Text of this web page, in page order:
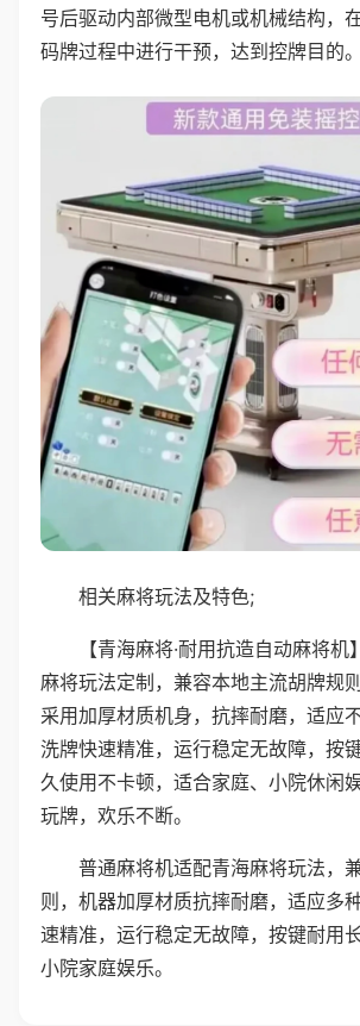
号后驱动内部微型电机或机械结构，
码牌过程中进行干预，达到控牌目的。
相关麻将玩法及特色;
【青海麻将·耐用抗造自动麻将
麻将玩法定制，兼容本地主流胡牌规
采用加厚材质机身，抗摔耐磨，适应
洗牌快速精准，运行稳定无故障，按
久使用不卡顿，适合家庭、小院休闲
玩牌，欢乐不断。
普通麻将机适配青海麻将玩法，
则，机器加厚材质抗摔耐磨，适应多
速精准，运行稳定无故障，按键耐用
小院家庭娱乐。